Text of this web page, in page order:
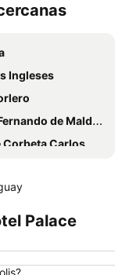
Ingleses
de Maldonado
A. Curbelo International Airport
Palace